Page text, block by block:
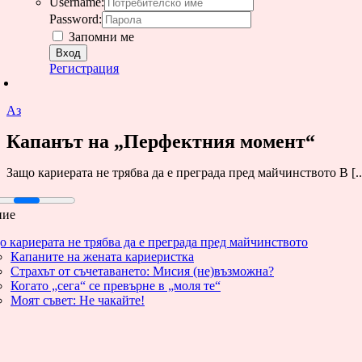
Password:
Запомни ме
Регистрация
Аз
Капанът на „Перфектния момент“
Защо кариерата не трябва да е преграда пред майчинството В
кариерата не трябва да е преграда пред майчинството
Капаните на жената кариеристка
Страхът от съчетаването: Мисия (не)възможна?
Когато „сега“ се превърне в „моля те“
Моят съвет: Не чакайте!